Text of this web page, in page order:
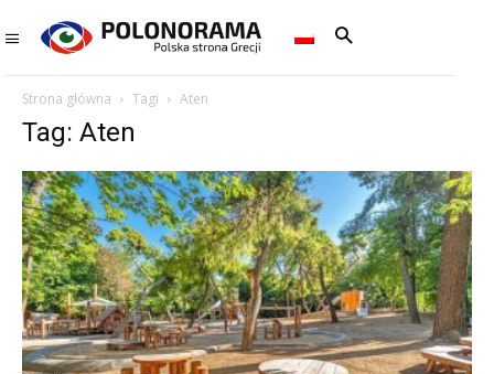
Strona główna Tagi Aten
Tag: Aten